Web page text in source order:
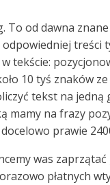
To od dawna
treści
tekście:
10 tyś znaków
tekst na jedną
na frazy
prawie
was
płatnych